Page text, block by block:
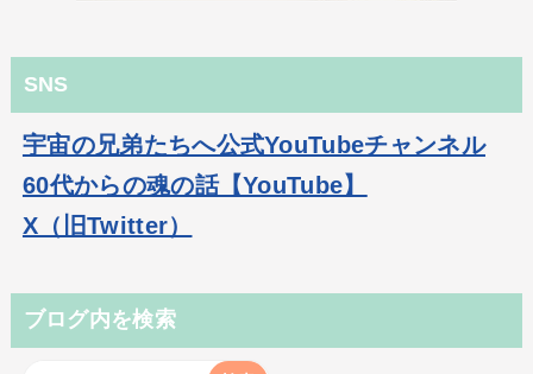
SNS
宇宙の兄弟たちへ公式YouTubeチャンネル
60代からの魂の話【YouTube】
X（旧Twitter）
ブログ内を検索